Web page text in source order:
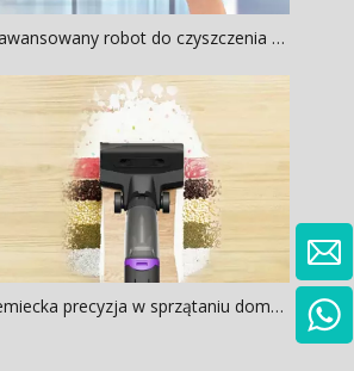
Zaawansowany robot do czyszczenia okien w domu: zautomatyzowana pielęgnacja szkła bez smug
Niemiecka precyzja w sprzątaniu domu: inżynieria robotyki o wysokiej wydajności na rynki europejskie